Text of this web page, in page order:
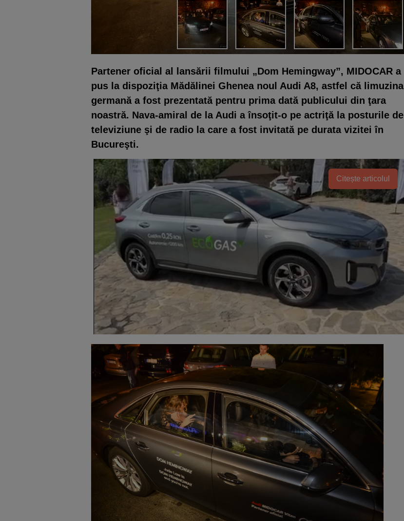
Partener oficial al lansării filmului „Dom Hemingway”, MIDOCAR a
pus la dispoziţia Mădălinei Ghenea noul Audi A8, astfel că limuzina
germană a fost prezentată pentru prima dată publicului din ţara
noastră. Nava-amiral de la Audi a însoţit-o pe actriţă la posturile de
televiziune şi de radio la care a fost invitată pe durata vizitei în
Bucureşti.
Citește articolul